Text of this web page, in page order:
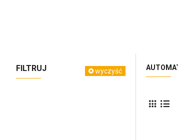
FILTRUJ wyczyść